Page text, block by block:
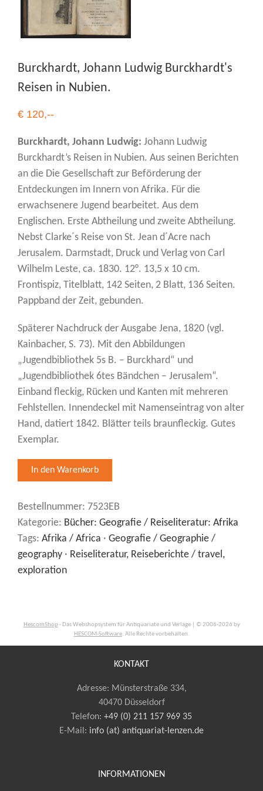
Burckhardt, Johann Ludwig Burckhardt's
Reisen in Nubien.
€ 120,--
Burckhardt, Johann Ludwig: Johann Ludwig
Burckhardt’s Reisen in Nubien. Aus seinen Berichten
an die Die Gesellschaft zur Beförderung der
Entdeckungen im Innern von Afrika. Für die
erwachsenere Jugend bearbeitet. Aus dem
Englischen. Erste Abtheilung und zweite Abtheilung.
Nebst Clarke´s Reise von St. Jean d´Acre nach
Jerusalem. Darmstadt, Druck und Verlag von Carl
Wilhelm Leste, ca. 1830. 12°. 13,5 x 10 cm.
Frontispiz, Titelblatt, 142 Seiten, 2 Blatt, 136 Seiten.
Pappband der Zeit, gebunden.
Späterer Nachdruck der Ausgabe Jena, 1820 (vgl.
Kainbacher, S. 73). Mit den Abbildungen
„Jugendbibliothek 5s B. – Burckhard“ und
„Jugendbibliothek 6tes Bändchen – Jerusalem“.
Einband fleckig, Rücken und Kanten mit mehreren
Fehlstellen. Innendeckel mit Namenseintrag von alter
Hand, datiert 1842. Blätter teils braunfleckig. Gutes
Exemplar.
Bestellnummer: 7523EB
Kategorie: Bücher: Geografie / Reiseliteratur: Afrika
Tags: Afrika / Africa · Geografie / Geographie /
geography · Reiseliteratur, Reiseberichte / travel,
exploration
HescomShop- Das Webshopsystem für Antiquariate und Verlage | © 2006-2026 by
HESCOM-Software. Alle Rechte vorbehalten.
KONTAKT
Adresse: Münsterstraße 334,
40470 Düsseldorf
Telefon: +49 (0) 211 157 969 35
E-Mail : info (at) antiquariat-lenzen.de
INFORMATIONEN